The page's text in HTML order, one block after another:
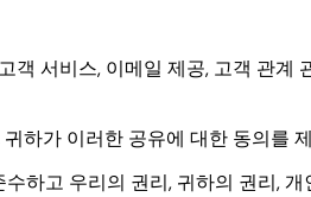
서비스, 이메일 제공, 고객 관계
하가 이러한 공유에 대한 동의를
하고 우리의 권리, 귀하의 권리,